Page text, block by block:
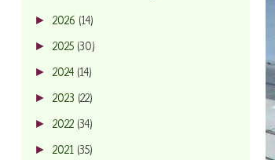
► 2026 (14)
► 2025 (30)
► 2024 (14)
► 2023 (22)
► 2022 (34)
► 2021 (35)